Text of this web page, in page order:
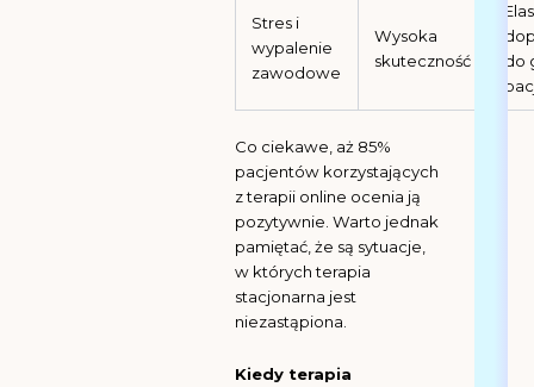
Stres i
wypalenie
zawodowe
Wysoka
skuteczność
do
Co ciekawe, aż 85%
pacjentów korzystających
z terapii online ocenia ją
pozytywnie. Warto jednak
pamiętać, że są sytuacje,
w których terapia
stacjonarna jest
niezastąpiona.
Kiedy terapia